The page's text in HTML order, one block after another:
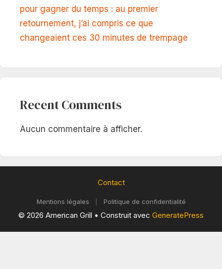
pour gagner du temps : au premier
retournement, j’ai compris ce que
changeaient ces 30 minutes de trempage
Recent Comments
Aucun commentaire à afficher.
Contact
Mentions légales Politique de confidentialité
© 2026 American Grill • Construit avec GeneratePress